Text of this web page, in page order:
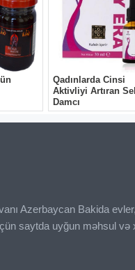
Azerbaycan Bakida
saytda uyğun məhsul və